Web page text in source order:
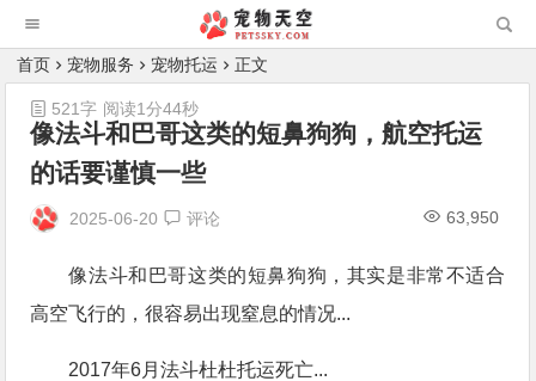
首页 宠物服务 宠物托运 正文
像法斗和巴哥这类的短鼻狗狗，航空托运
的话要谨慎一些
2025-06-20 评论 63,950
521字 阅读1分44秒
像法斗和巴哥这类的短鼻狗狗，其实是非常不适合
高空飞行的，很容易出现窒息的情况...
2017年6月法斗杜杜托运死亡...